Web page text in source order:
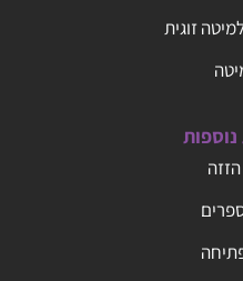
זוגית
נוספות